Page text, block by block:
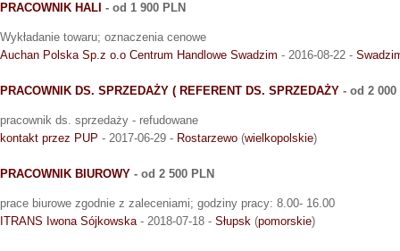
PRACOWNIK HALI - od 1 900 PLN
Wykładanie towaru; oznaczenia cenowe
Auchan Polska Sp.z o.o Centrum Handlowe Swadzim - 2016-08-22 -
PRACOWNIK DS. SPRZEDAŻY ( REFERENT DS. SPRZEDAŻY - od 2 000
pracownik ds. sprzedaży - refudowane
kontakt przez PUP - 2017-06-29 - Rostarzewo (wielkopolskie)
PRACOWNIK BIUROWY - od 2 500 PLN
prace biurowe zgodnie z zaleceniami; godziny pracy: 8.00- 16.00
ITRANS Iwona Sójkowska- 2018-07-18 - Słupsk (pomorskie)